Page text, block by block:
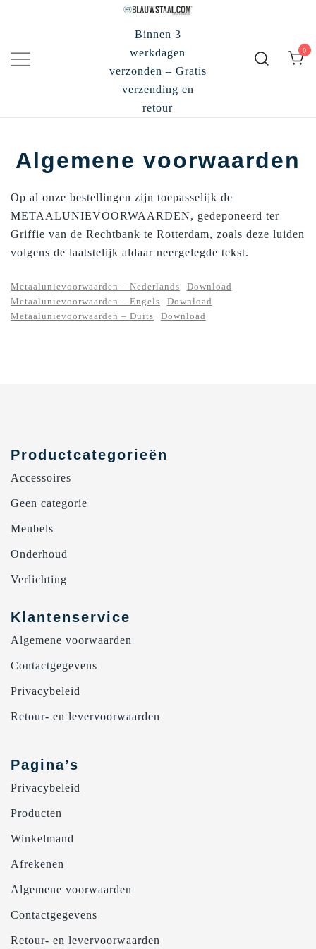
inhoud
Binnen 3
werkdagen
verzonden – Gratis
verzending en
retour
0
Algemene voorwaarden
Op al onze bestellingen zijn toepasselijk de
METAALUNIEVOORWAARDEN, gedeponeerd ter
Griffie van de Rechtbank te Rotterdam, zoals deze luiden
volgens de laatstelijk aldaar neergelegde tekst.
Metaalunievoorwaarden – Nederlands
Download
Metaalunievoorwaarden – Engels
Download
Metaalunievoorwaarden – Duits
Download
Productcategorieën
Accessoires
Geen categorie
Meubels
Onderhoud
Verlichting
Klantenservice
Algemene voorwaarden
Contactgegevens
Privacybeleid
Retour- en levervoorwaarden
Pagina’s
Privacybeleid
Producten
Winkelmand
Afrekenen
Algemene voorwaarden
Contactgegevens
Retour- en levervoorwaarden